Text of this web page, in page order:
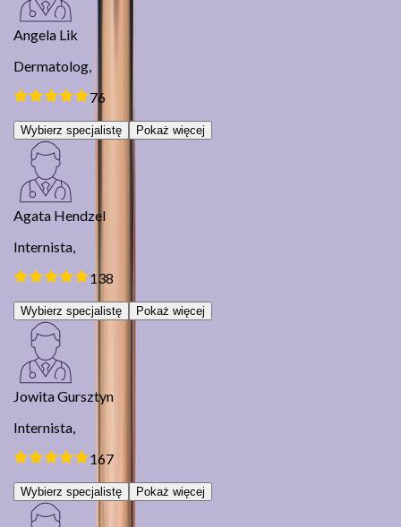
Angela Lik
Dermatolog,
76
Wybierz specjalistę Pokaż więcej
Agata Hendzel
Internista,
138
Wybierz specjalistę Pokaż więcej
Jowita Gursztyn
Internista,
167
Wybierz specjalistę Pokaż więcej